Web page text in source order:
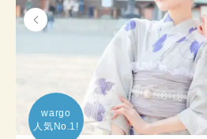
wargo
人気No.1!